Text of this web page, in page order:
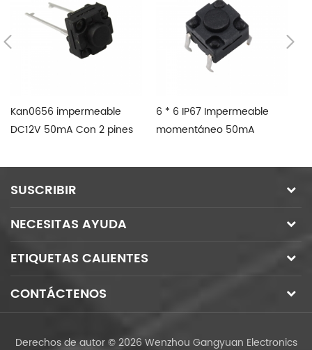
Kan0656 impermeable
DC12V 50mA Con 2 pines
6 * 6 IP67 Impermeable
momentáneo 50mA
táctil
SUSCRIBIR
NECESITAS AYUDA
ETIQUETAS CALIENTES
CONTÁCTENOS
Derechos de autor © 2026 Wenzhou Gangyuan Electronics